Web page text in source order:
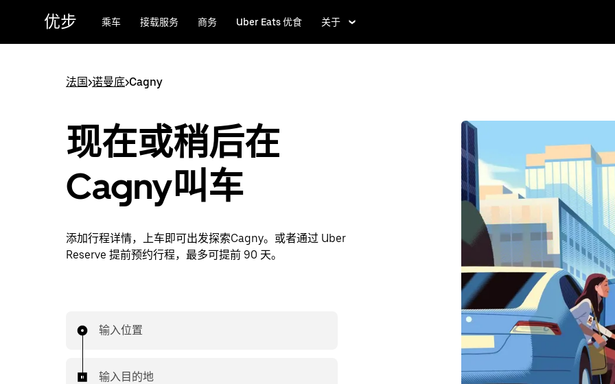
优步 乘车 接载服务 商务 Uber Eats 优食 关于
法国>诺曼底>Cagny
现在或稍后在
Cagny叫车
添加行程详情，上车即可出发探索Cagny。或者通过 Uber
Reserve 提前预约行程，最多可提前 90 天。
输入位置
输入目的地